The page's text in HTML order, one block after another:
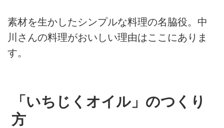
素材を生かしたシンプルな料理の名脇役。中
川さんの料理がおいしい理由はここにありま
す。
「いちじくオイル」のつくり
方